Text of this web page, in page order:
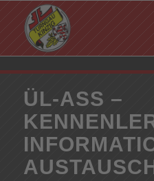
ÜL-ASS –